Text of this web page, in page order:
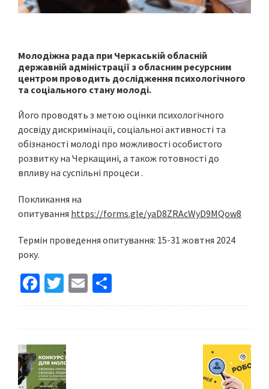
Молодіжна рада при Черкаській обласній
державній адміністрації з обласним ресурсним
центром проводить дослідження психологічного
та соціального стану молоді.
Його проводять з метою оцінки психологічного
досвіду дискримінації, соціальної активності та
обізнаності молоді про можливості особистого
розвитку на Черкащині, а також готовності до
впливу на суспільні процеси .
Покликання на
опитування https://forms.gle/yaD8ZRAcWyD9MQow8
Термін проведення опитування: 15-31 жовтня 2024
року.
Fa
ce
o
o
k
T
wi
er
E
m h